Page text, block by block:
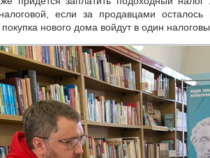
если за продавцами
нового дома войдут в один